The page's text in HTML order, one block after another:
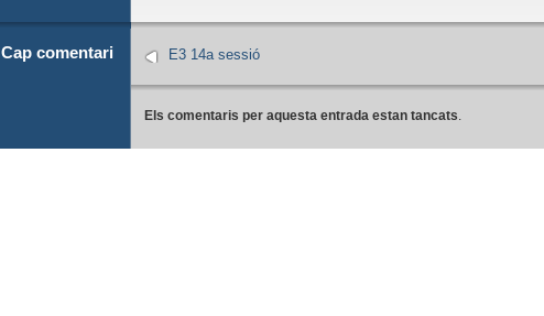
Cap comentari E3 14a sessió
Els comentaris per aquesta entrada estan tancats.